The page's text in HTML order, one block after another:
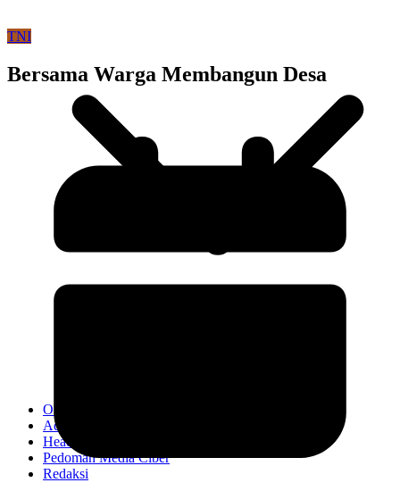
OPINI
Advertorial
Headline
Pedoman Media Ciber
Redaksi
TNI
Bersama Warga Membangun Desa